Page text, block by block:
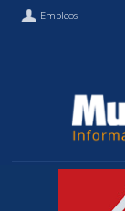
Empleos
Política de Privacidad
MundoMaritimo.cl es